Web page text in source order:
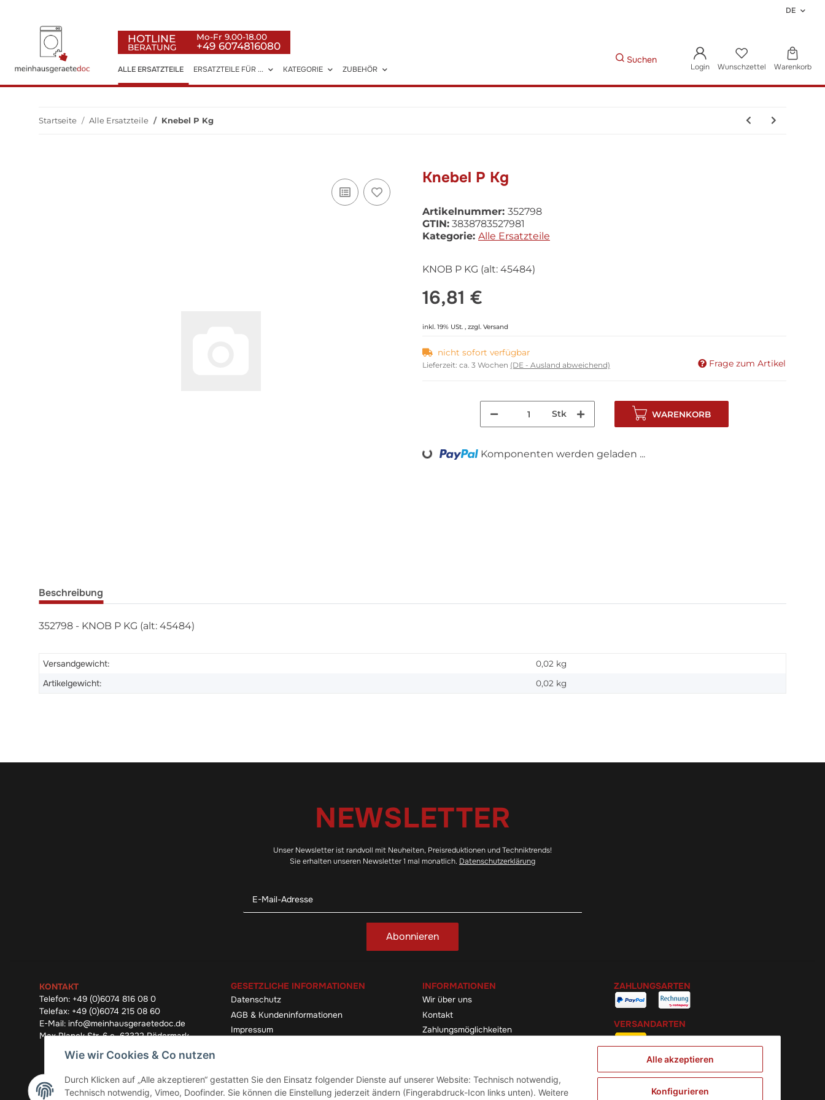
DE
Suchen
Login Wunschzettel Warenkorb
HOTLINE
BERATUNG
Mo-Fr 9.00-18.00
+49 6074816080
ALLE ERSATZTEILE ERSATZTEILE FÜR ... KATEGORIE ZUBEHÖR
Startseite Alle Ersatzteile Knebel P Kg
Knebel P Kg
Artikelnummer: 352798
GTIN: 3838783527981
Kategorie: Alle Ersatzteile
KNOB P KG (alt: 45484)
16,81 €
inkl. 19% USt. , zzgl. Versand
nicht sofort verfügbar
Lieferzeit: ca. 3 Wochen (DE - Ausland abweichend) Frage zum Artikel
Stk WARENKORB
Loading... Komponenten werden geladen ...
Beschreibung
352798 - KNOB P KG (alt: 45484)
Versandgewicht: 0,02 kg
Artikelgewicht: 0,02 kg
NEWSLETTER
Unser Newsletter ist randvoll mit Neuheiten, Preisreduktionen und Techniktrends!
Sie erhalten unseren Newsletter 1 mal monatlich. Datenschutzerklärung
Abonnieren
KONTAKT
Telefon: +49 (0)6074 816 08 0
Telefax: +49 (0)6074 215 08 60
E-Mail: info@meinhausgeraetedoc.de
Max Planck Str. 6 c, 63322 Rödermark
GESETZLICHE INFORMATIONEN
Datenschutz
AGB & Kundeninformationen
Impressum
INFORMATIONEN
Wir über uns
Kontakt
Zahlungsmöglichkeiten
ZAHLUNGSARTEN
VERSANDARTEN
Vertrag widerrufen
Wie wir Cookies & Co nutzen
Durch Klicken auf „Alle akzeptieren“ gestatten Sie den Einsatz folgender Dienste auf unserer Website: Technisch notwendig,
Technisch notwendig, Vimeo, Doofinder. Sie können die Einstellung jederzeit ändern (Fingerabdruck-Icon links unten). Weitere
Alle akzeptieren
Konfigurieren